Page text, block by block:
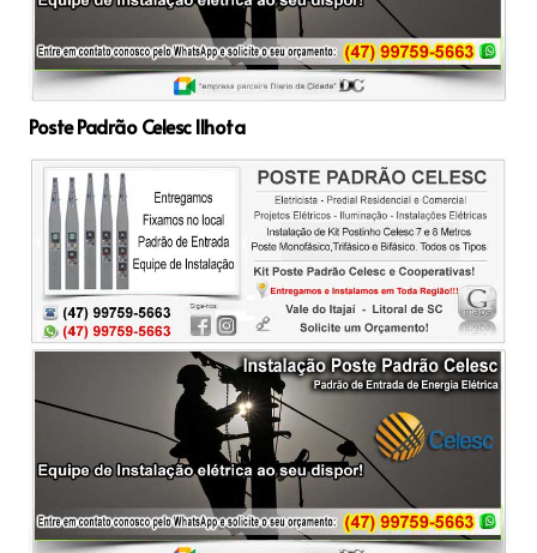
Poste Padrão Celesc Ilhota